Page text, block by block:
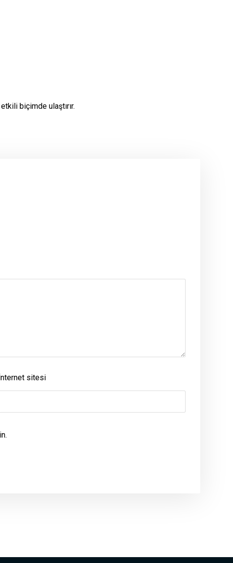
biçimde ulaştırır.
sitesi